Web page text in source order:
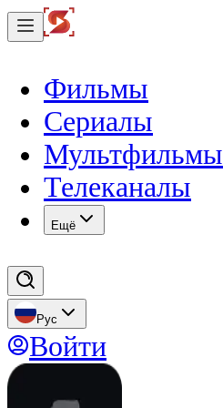
Фильмы
Сериалы
Мультфильмы
Телеканалы
Eщё
Рус
Войти